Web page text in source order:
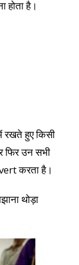
होता है।
रखते हुए किसी
फिर उन सभी
करता है।
थोड़ा